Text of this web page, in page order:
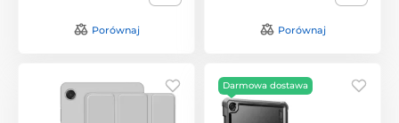
Porównaj Porównaj
Darmowa dostawa